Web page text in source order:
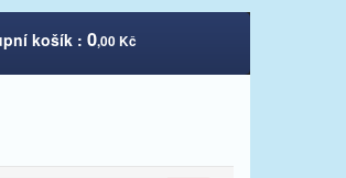
košík : 0,00 Kč